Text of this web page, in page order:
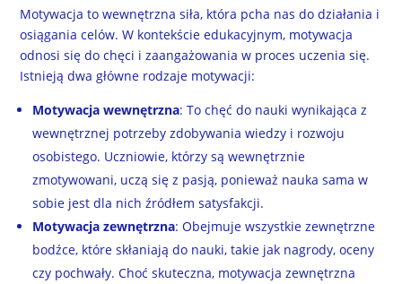
Motywacja to wewnętrzna siła, która pcha nas do działania i
osiągania celów. W kontekście edukacyjnym, motywacja
odnosi się do chęci i zaangażowania w proces uczenia się.
Istnieją dwa główne rodzaje motywacji:
Motywacja wewnętrzna: To chęć do nauki wynikająca z
wewnętrznej potrzeby zdobywania wiedzy i rozwoju
osobistego. Uczniowie, którzy są wewnętrznie
zmotywowani, uczą się z pasją, ponieważ nauka sama w
sobie jest dla nich źródłem satysfakcji.
Motywacja zewnętrzna: Obejmuje wszystkie zewnętrzne
bodźce, które skłaniają do nauki, takie jak nagrody, oceny
czy pochwały. Choć skuteczna, motywacja zewnętrzna